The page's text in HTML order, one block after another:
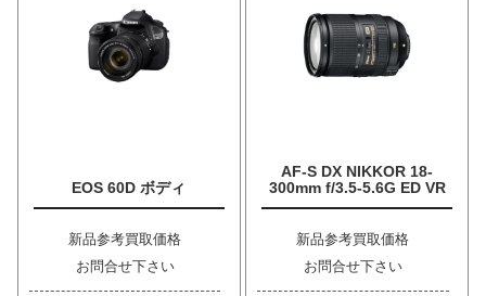
EOS 60D ボディ
新品参考買取価格
お問合せ下さい
AF-S DX NIKKOR 18-
300mm f/3.5-5.6G ED VR
新品参考買取価格
お問合せ下さい